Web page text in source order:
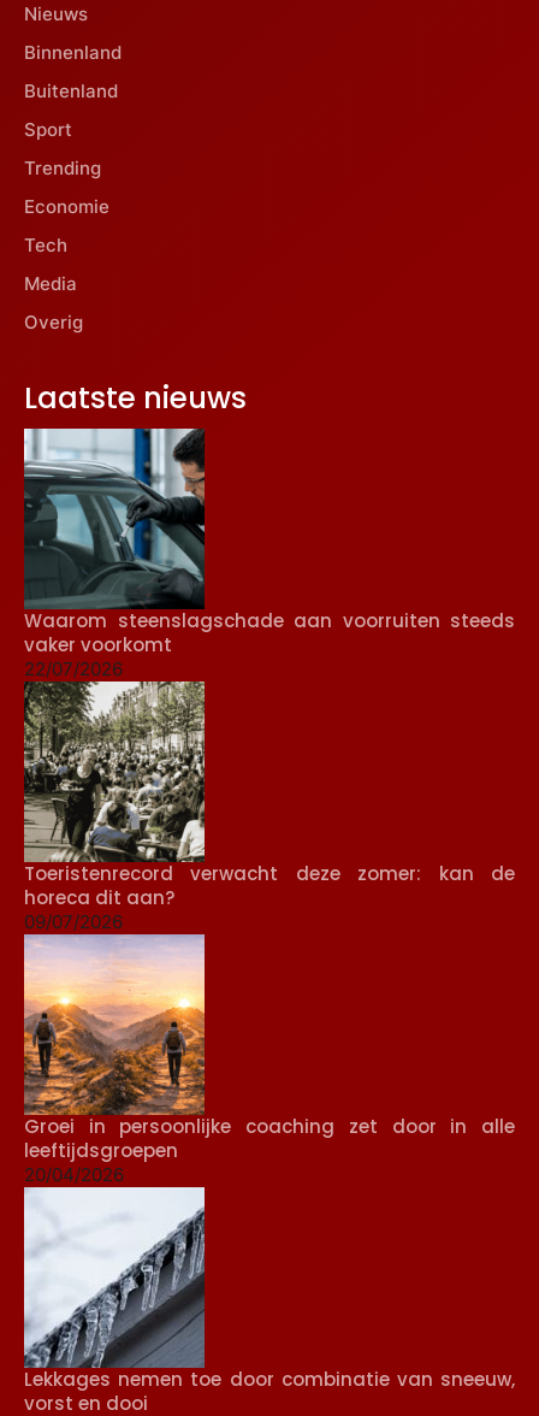
Nieuws
Binnenland
Buitenland
Sport
Trending
Economie
Tech
Media
Overig
Laatste nieuws
Waarom steenslagschade aan voorruiten steeds
vaker voorkomt
22/07/2026
Toeristenrecord verwacht deze zomer: kan de
horeca dit aan?
09/07/2026
Groei in persoonlijke coaching zet door in alle
leeftijdsgroepen
20/04/2026
Lekkages nemen toe door combinatie van sneeuw,
vorst en dooi